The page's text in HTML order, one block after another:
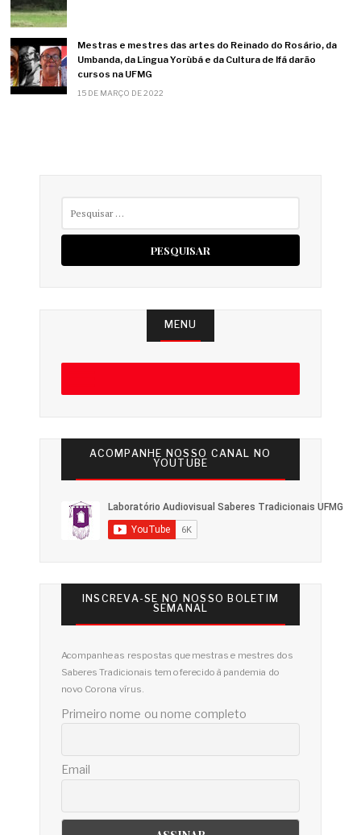
Mestras e mestres das artes do Reinado do Rosário, da
Umbanda, da Língua Yorùbá e da Cultura de Ifá darão
cursos na UFMG
15 DE MARÇO DE 2022
MENU
ACOMPANHE NOSSO CANAL NO
YOUTUBE
INSCREVA-SE NO NOSSO BOLETIM
SEMANAL
Acompanhe as respostas que mestras e mestres dos
Saberes Tradicionais tem oferecido à pandemia do
novo Corona vírus.
Primeiro nome ou nome completo
Email